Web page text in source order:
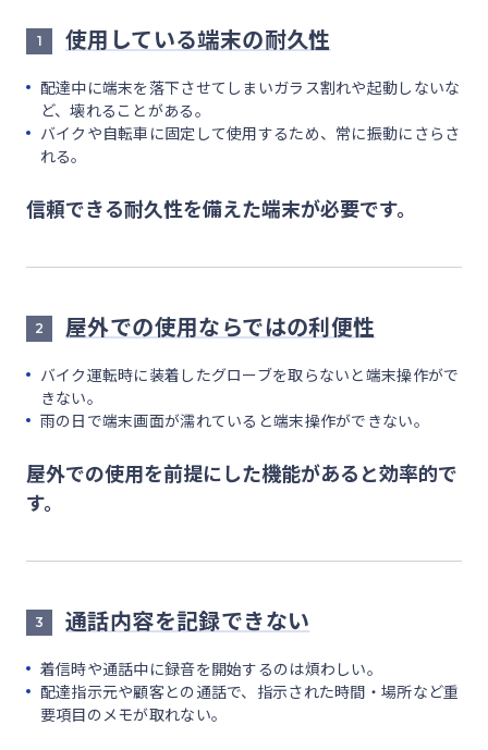
1 使用している端末の耐久性
配達中に端末を落下させてしまいガラス割れや起動しないな
ど、壊れることがある。
バイクや自転車に固定して使用するため、常に振動にさらさ
れる。
信頼できる耐久性を備えた端末が必要です。
2 屋外での使用ならではの利便性
バイク運転時に装着したグローブを取らないと端末操作がで
きない。
雨の日で端末画面が濡れていると端末操作ができない。
屋外での使用を前提にした機能があると効率的で
す。
3 通話内容を記録できない
着信時や通話中に録音を開始するのは煩わしい。
配達指示元や顧客との通話で、指示された時間・場所など重
要項目のメモが取れない。